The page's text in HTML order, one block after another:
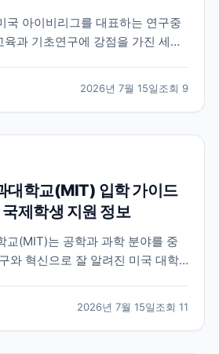
국 아이비리그를 대표하는 연구중
과 기초연구에 강점을 가진 세계
2026년 7월 15일조회 9
대학교(MIT) 입학 가이드
국제학생 지원 정보
교(MIT)는 공학과 과학 분야를 중
와 혁신으로 잘 알려진 미국 대학
2026년 7월 15일조회 11